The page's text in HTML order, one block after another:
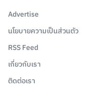
Advertise
นโยบายความเป็นส่วนตัว
RSS Feed
เกี่ยวกับเรา
ติดต่อเรา